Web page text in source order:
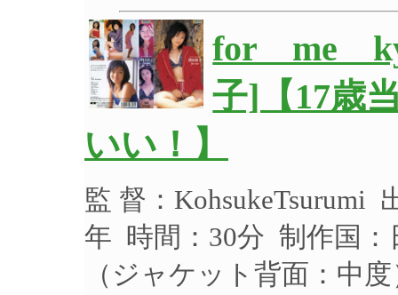
for me
子]【17歳
いい！】
監 督：KohsukeTsurumi
年 時間：30分 制作国
（ジャケット背面：中